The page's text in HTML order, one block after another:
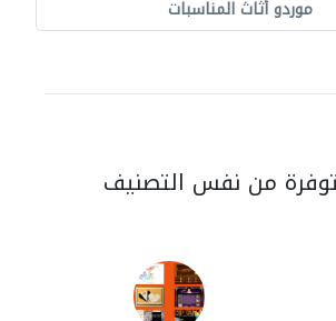
موردو أثاث المناسبات
من نفس التصنيف